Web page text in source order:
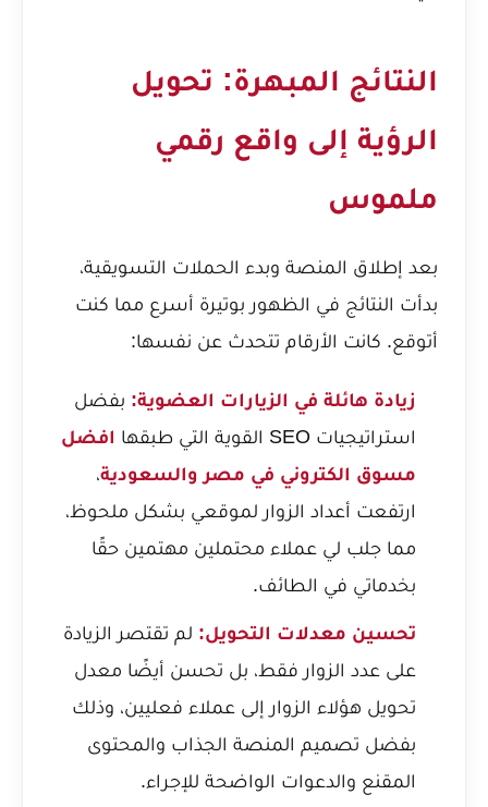
النتائج المبهرة: تحويل
الرؤية إلى واقع رقمي
ملموس
بعد إطلاق المنصة وبدء الحملات التسويقية،
بدأت النتائج في الظهور بوتيرة أسرع مما كنت
أتوقع. كانت الأرقام تتحدث عن نفسها:
زيادة هائلة في الزيارات العضوية: بفضل
استراتيجيات SEO القوية التي طبقها
افضل
مسوق الكتروني في مصر والسعودية،
ارتفعت أعداد الزوار لموقعي بشكل ملحوظ،
مما جلب لي عملاء محتملين مهتمين حقًا
بخدماتي في الطائف.
تحسين معدلات التحويل: لم تقتصر الزيادة
على عدد الزوار فقط، بل تحسن أيضًا معدل
تحويل هؤلاء الزوار إلى عملاء فعليين، وذلك
بفضل تصميم المنصة الجذاب والمحتوى
المقنع والدعوات الواضحة للإجراء.